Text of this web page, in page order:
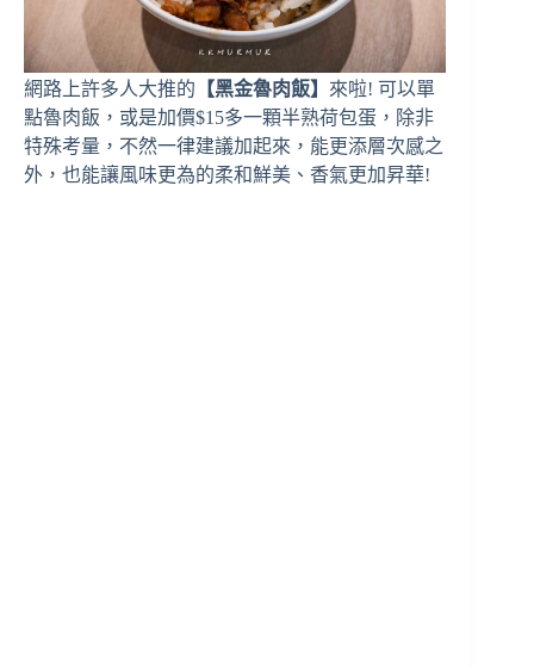
網路上許多人大推的 【黑金魯肉飯】 來啦! 可以單
點魯肉飯，或是加價$15多一顆半熟荷包蛋，除非
特殊考量，不然一律建議加起來，能更添層次感之
外，也能讓風味更為的柔和鮮美、香氣更加昇華!